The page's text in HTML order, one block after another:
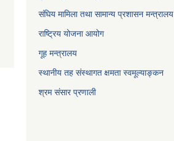
संघिय मामिला तथा सामान्य प्रशासन मन्त्रालय
राष्ट्रिय योजना आयोग
गूह मन्त्रालय
स्थानीय तह संस्थागत क्षमता स्वमूल्याङ्कन
श्रम संसार प्रणाली